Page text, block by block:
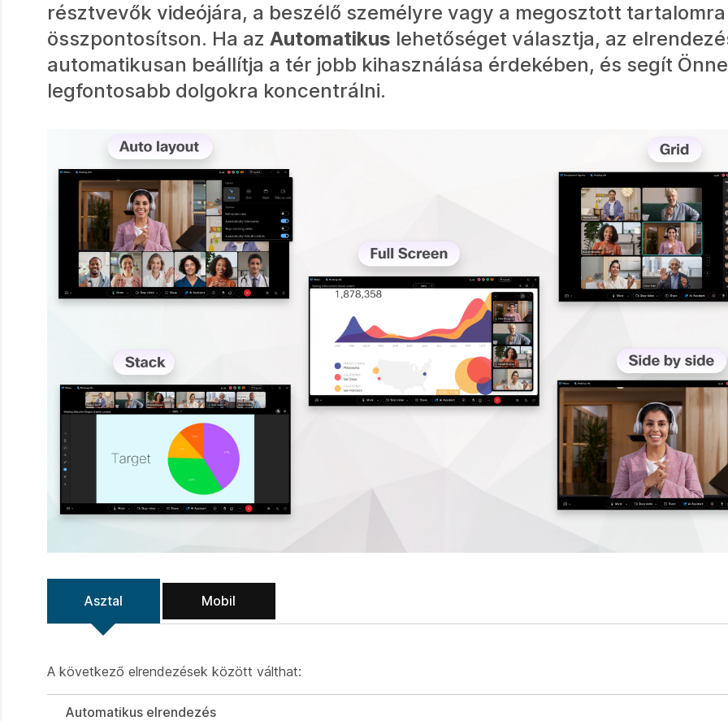
résztvevők videójára, a beszélő személyre vagy a megosztott tartalomra
összpontosítson. Ha az Automatikus lehetőséget választja, az
automatikusan beállítja a tér jobb kihasználása érdekében, és segít
legfontosabb dolgokra koncentrálni.
Asztal Mobil
A következő elrendezések között válthat:
Automatikus elrendezés